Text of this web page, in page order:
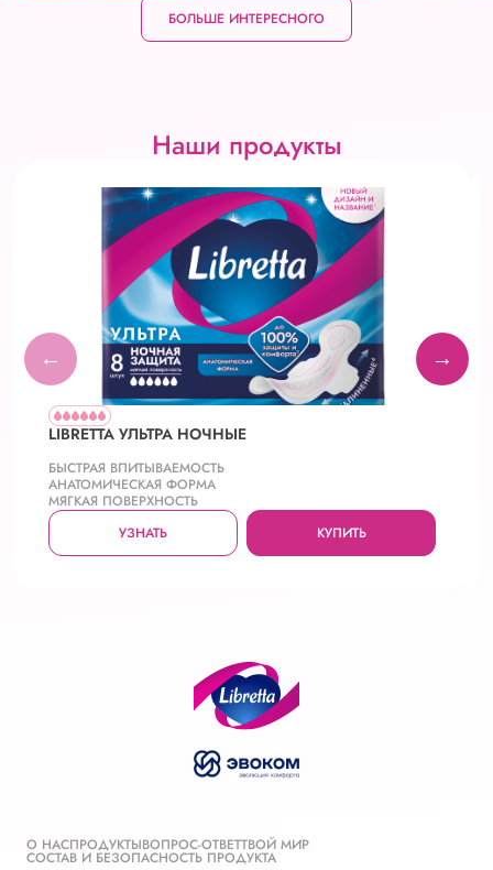
БОЛЬШЕ ИНТЕРЕСНОГО
Наши продукты
LIBRETTA УЛЬТРА НОЧНЫЕ
БЫСТРАЯ ВПИТЫВАЕМОСТЬ
АНАТОМИЧЕСКАЯ ФОРМА
МЯГКАЯ ПОВЕРХНОСТЬ
УЗНАТЬ
КУПИТЬ
← →
О НАСПРОДУКТЫВОПРОС-ОТВЕТТВОЙ МИР
СОСТАВ И БЕЗОПАСНОСТЬ ПРОДУКТА